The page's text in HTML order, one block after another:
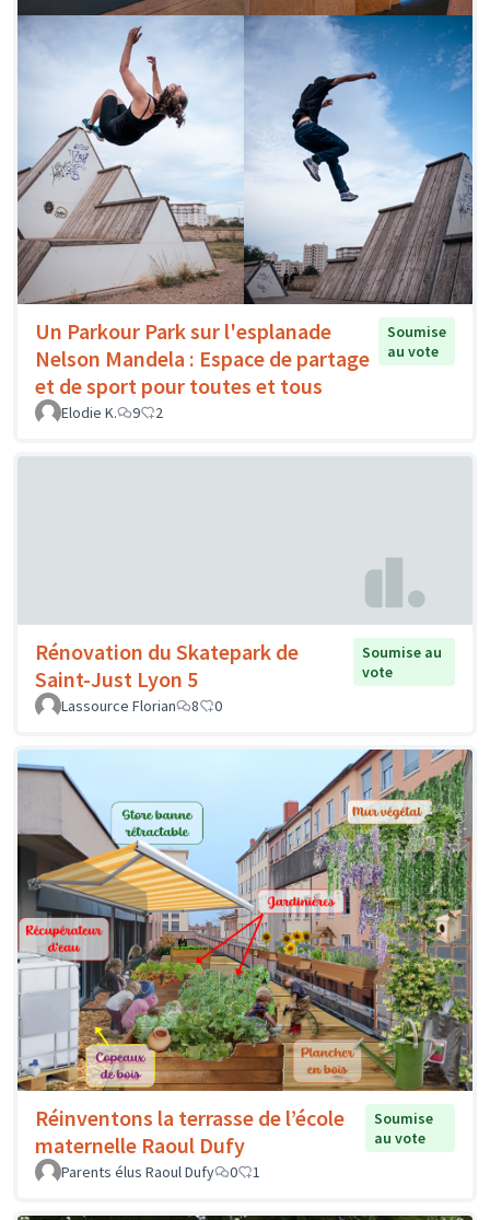
Un Parkour Park sur l'esplanade
Nelson Mandela : Espace de partage
et de sport pour toutes et tous
Soumise
au vote
Elodie K. 9 2
Rénovation du Skatepark de
Saint-Just Lyon 5
Soumise au
vote
Lassource Florian
8 0
Réinventons la terrasse de l’école
maternelle Raoul Dufy
Soumise
au vote
Parents élus Raoul Dufy
0 1